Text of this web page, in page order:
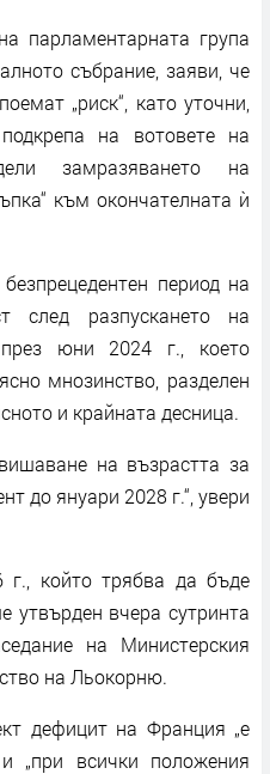
парламентарната група
събрание, заяви, че
„риск“, като уточни,
на вотoвете на
замразяването на
към окончателната ѝ
период на
след разпускането на
юни 2024 г., което
мнозинство, разделен
и крайната десница.
на възрастта за
до януари 2028 г.“, увери
г., който трябва да бъде
утвърден вчера сутринта
на Министерския
на Льокорню.
дефицит на Франция „е
„при всички положения